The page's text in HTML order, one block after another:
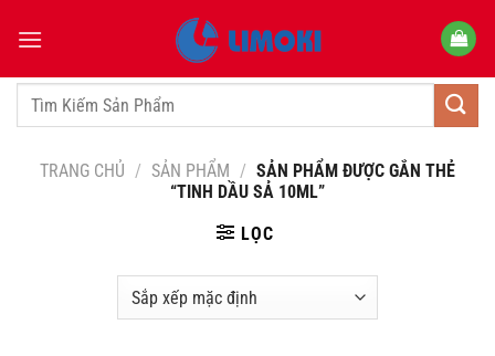
qua
dungTìm
TRANG CHỦ / SẢN PHẨM / SẢN PHẨM ĐƯỢC GẮN THẺ
“TINH DẦU SẢ 10ML”
LỌC